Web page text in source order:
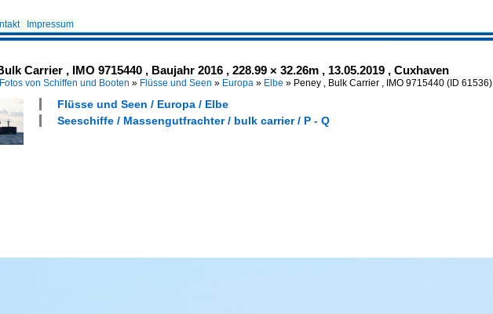
Impressum
Carrier , IMO 9715440 , Baujahr 2016 , 228.99 × 32.26m , 13.05.2019 , Cuxhaven
von Schiffen und Booten » Flüsse und Seen » Europa » Elbe » Peney , Bulk Carrier , IMO 9715440 (ID 61536)
Flüsse und Seen / Europa / Elbe
Seeschiffe / Massengutfrachter / bulk carrier / P - Q